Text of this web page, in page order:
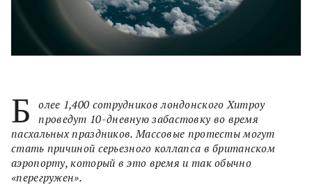
Б
олее 1,400 сотрудников лондонского Хитроу
проведут 10-дневную забастовку во время
пасхальных праздников. Массовые протесты могут
стать причиной серьезного коллапса в британском
аэропорту, который в это время и так обычно
«перегружен».